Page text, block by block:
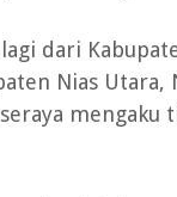
dari
Nias